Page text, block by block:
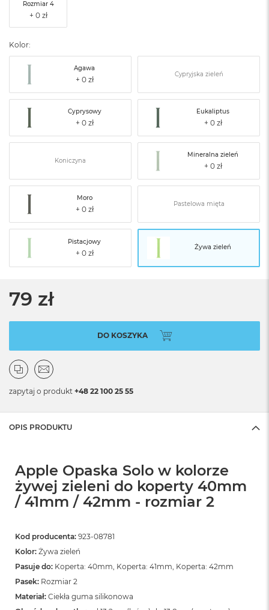
Rozmiar 4
Kolor:
Agawa
Cypryjska zieleń
Cyprysowy Eukaliptus
Koniczyna
Mineralna zieleń
Moro
Pastelowa mięta
Pistacjowy
Żywa zieleń
79 zł
DO KOSZYKA
zapytaj o produkt +48 22 100 25 55
OPIS PRODUKTU
Apple Opaska Solo w kolorze
żywej zieleni do koperty 40mm
/ 41mm / 42mm - rozmiar 2
Kod producenta: 923-08781
Kolor: Żywa zieleń
Pasuje do: Koperta: 40mm, Koperta: 41mm, Koperta: 42mm
Pasek: Rozmiar 2
Materiał: Ciekła guma silikonowa